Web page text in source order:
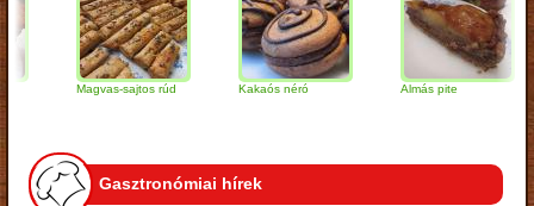
Magvas-sajtos rúd Kakaós néró Almás pite
Gasztronómiai hírek